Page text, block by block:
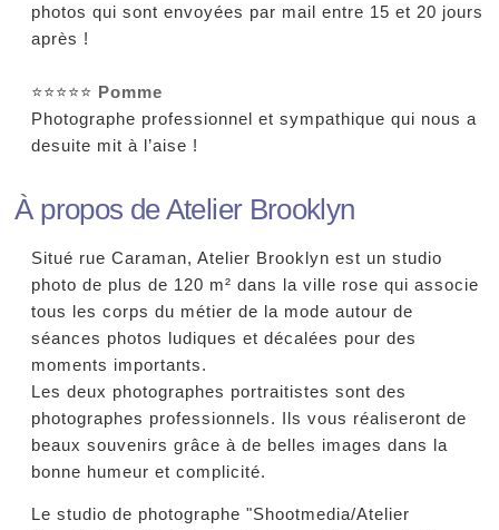
photos qui sont envoyées par mail entre 15 et 20 jours
après !
⭐⭐⭐⭐⭐ Pomme
Photographe professionnel et sympathique qui nous a
desuite mit à l’aise !
À propos de Atelier Brooklyn
Situé rue Caraman, Atelier Brooklyn est un studio
photo de plus de 120 m² dans la ville rose qui associe
tous les corps du métier de la mode autour de
séances photos ludiques et décalées pour des
moments importants.
Les deux photographes portraitistes sont des
photographes professionnels. Ils vous réaliseront de
beaux souvenirs grâce à de belles images dans la
bonne humeur et complicité.
Le studio de photographe "Shootmedia/Atelier